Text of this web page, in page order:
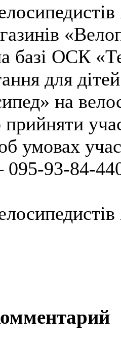
базі ОСК
для
на
умовах
095-93-84-